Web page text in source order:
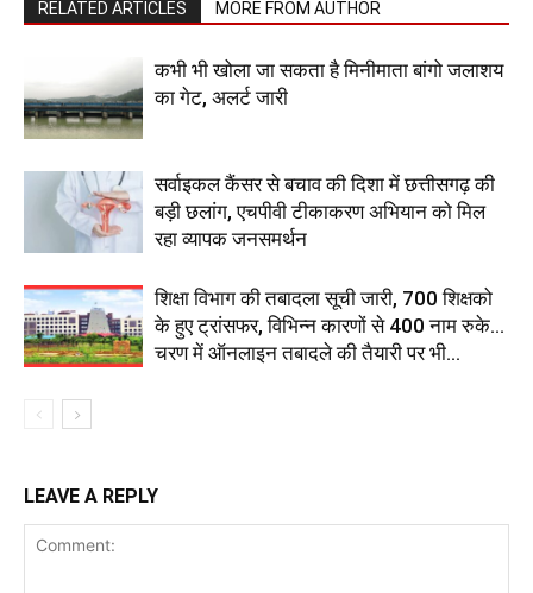
RELATED ARTICLES MORE FROM AUTHOR
कभी भी खोला जा सकता है मिनीमाता बांगो जलाशय
का गेट, अलर्ट जारी
सर्वाइकल कैंसर से बचाव की दिशा में छत्तीसगढ़ की
बड़ी छलांग, एचपीवी टीकाकरण अभियान को मिल
रहा व्यापक जनसमर्थन
शिक्षा विभाग की तबादला सूची जारी, 700 शिक्षको
के हुए ट्रांसफर, विभिन्न कारणों से 400 नाम रुके…
चरण में ऑनलाइन तबादले की तैयारी पर भी...
LEAVE A REPLY